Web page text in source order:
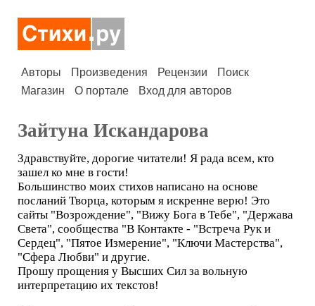
Авторы Произведения Рецензии
Поиск
Магазин
О портале Вход для авторов
Зайтуна Искандарова
Здравствуйте, дорогие читатели! Я рада всем, кто
зашел ко мне в гости!
Большинство моих стихов написано на основе
посланий Творца, которым я искренне верю! Это
сайты "Возрождение", "Вижу Бога в Тебе", "Держава
Света", сообщества "В Контакте - "Встреча Рук и
Сердец", "Пятое Измерение", "Ключи Мастерства",
"Сфера Любви" и другие.
Прошу прощения у Высших Сил за вольную
интерпретацию их текстов!